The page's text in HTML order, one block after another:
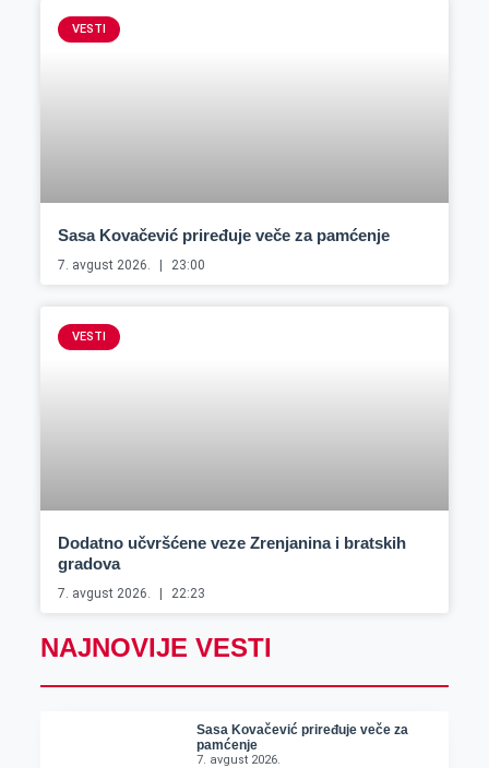
VESTI
Sasa Kovačević priređuje veče za pamćenje
7. avgust 2026. 23:00
VESTI
Dodatno učvršćene veze Zrenjanina i bratskih
gradova
7. avgust 2026. 22:23
NAJNOVIJE VESTI
Sasa Kovačević priređuje veče za
pamćenje
7. avgust 2026.